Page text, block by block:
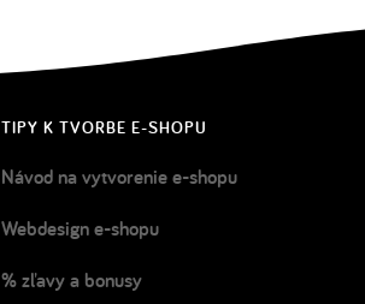
TIPY K TVORBE E-SHOPU
Návod na vytvorenie e-shopu
Webdesign e-shopu
% zľavy a bonusy